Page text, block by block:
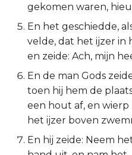
Éfeze
Filipenzen
Kolossenzen
1 Thessalonicenzen
gekomen waren,
En het geschiedde,
velde, dat het ijzer in
en zeide: Ach, mijn
En de man Gods
toen hij hem de
een hout af, en
het ijzer boven
En hij zeide: Neem